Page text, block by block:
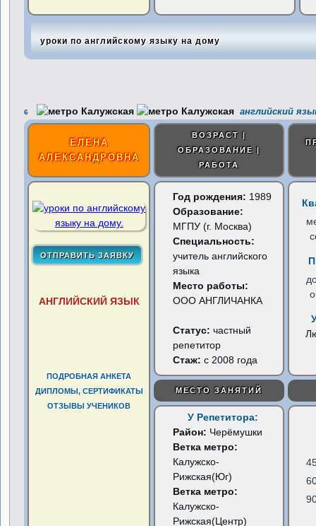
уроки по английскому языку на дому
6 английский
ЕЛЕНА
АЛЕКСАНДРОВНА
ВОЗРАСТ |
ОБРАЗОВАНИЕ |
РАБОТА
АНГЛИЙСКИЙ ЯЗЫК
ПОДРОБНАЯ АНКЕТА
ДИПЛОМЫ, СЕРТИФИКАТЫ
ОТЗЫВЫ УЧЕНИКОВ
Год рождения: 1989
Образование:
МГПУ (г. Москва)
Специальность:
учитель английского
языка
Место работы:
ООО АНГЛИЧАНКА
Статус:частный
репетитор
Стаж: с 2008 года
МЕСТО ЗАНЯТИЙ
У Репетитора:
Район: Черёмушки
Ветка метро:
Калужско-
Рижская(Юг)
Ветка метро:
Калужско-
Рижская(Центр)